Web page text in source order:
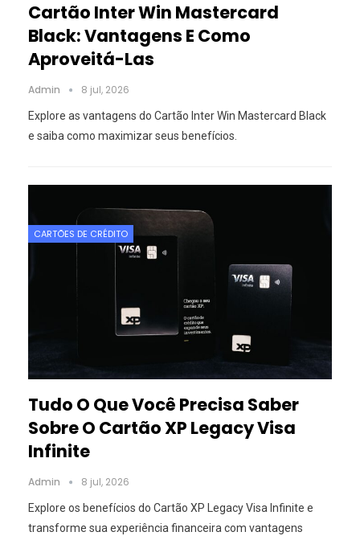
Cartão Inter Win Mastercard
Black: Vantagens E Como
Aproveitá-Las
Admin 8 jul, 2026
Explore as vantagens do Cartão Inter Win Mastercard Black
e saiba como maximizar seus benefícios.
CARTÕES DE CRÉDITO
Tudo O Que Você Precisa Saber
Sobre O Cartão XP Legacy Visa
Infinite
Admin 8 jul, 2026
Explore os benefícios do Cartão XP Legacy Visa Infinite e
transforme sua experiência financeira com vantagens